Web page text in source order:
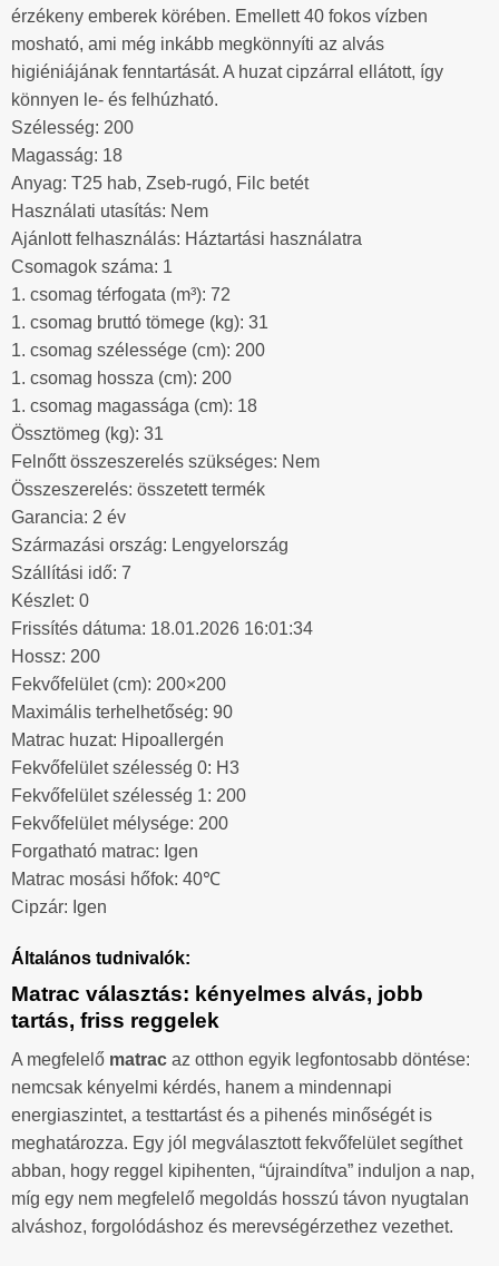
érzékeny emberek körében. Emellett 40 fokos vízben
mosható, ami még inkább megkönnyíti az alvás
higiéniájának fenntartását. A huzat cipzárral ellátott, így
könnyen le- és felhúzható.
Szélesség: 200
Magasság: 18
Anyag: T25 hab, Zseb-rugó, Filc betét
Használati utasítás: Nem
Ajánlott felhasználás: Háztartási használatra
Csomagok száma: 1
1. csomag térfogata (m³): 72
1. csomag bruttó tömege (kg): 31
1. csomag szélessége (cm): 200
1. csomag hossza (cm): 200
1. csomag magassága (cm): 18
Össztömeg (kg): 31
Felnőtt összeszerelés szükséges: Nem
Összeszerelés: összetett termék
Garancia: 2 év
Származási ország: Lengyelország
Szállítási idő: 7
Készlet: 0
Frissítés dátuma: 18.01.2026 16:01:34
Hossz: 200
Fekvőfelület (cm): 200×200
Maximális terhelhetőség: 90
Matrac huzat: Hipoallergén
Fekvőfelület szélesség 0: H3
Fekvőfelület szélesség 1: 200
Fekvőfelület mélysége: 200
Forgatható matrac: Igen
Matrac mosási hőfok: 40℃
Cipzár: Igen
Általános tudnivalók:
Matrac választás: kényelmes alvás, jobb
tartás, friss reggelek
A megfelelő matrac az otthon egyik legfontosabb döntése:
nemcsak kényelmi kérdés, hanem a mindennapi
energiaszintet, a testtartást és a pihenés minőségét is
meghatározza. Egy jól megválasztott fekvőfelület segíthet
abban, hogy reggel kipihenten, “újraindítva” induljon a nap,
míg egy nem megfelelő megoldás hosszú távon nyugtalan
alváshoz, forgolódáshoz és merevségérzethez vezethet.